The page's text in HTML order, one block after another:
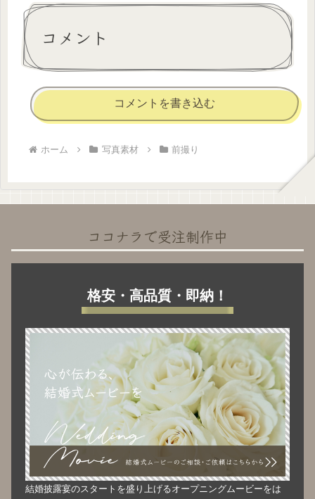
コメント
コメントを書き込む
ホーム 写真素材 前撮り
ココナラで受注制作中
格安・高品質・即納！
結婚披露宴のスタートを盛り上げるオープニングムービーをは